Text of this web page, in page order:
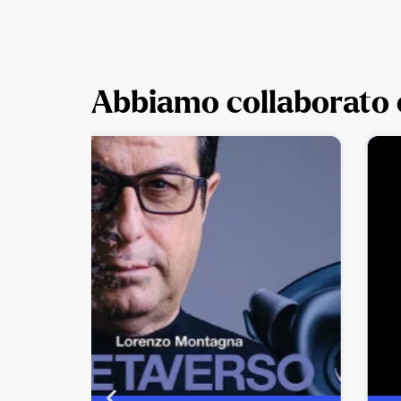
Abbiamo collaborato